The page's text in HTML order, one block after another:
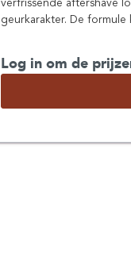
verfrissende aftershave
geurkarakter. De formule
Log in om de